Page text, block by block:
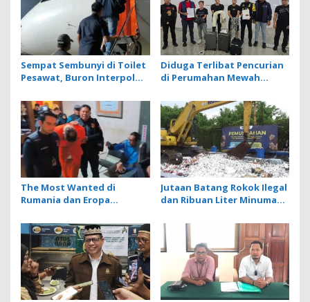
Sempat Sembunyi di Toilet
Pesawat, Buron Interpol
Pakai Jet Pribadi
Diduga Terlibat Pencurian
di Perumahan Mewah
Diamankan Imigrasi
Ngurah Rai
The Most Wanted di
Rumania dan Eropa
Dibekuk Polri dan
Dipulangkan ke Negaranya
Jutaan Batang Rokok Ilegal
dan Ribuan Liter Minuman
dengan Ekskavator